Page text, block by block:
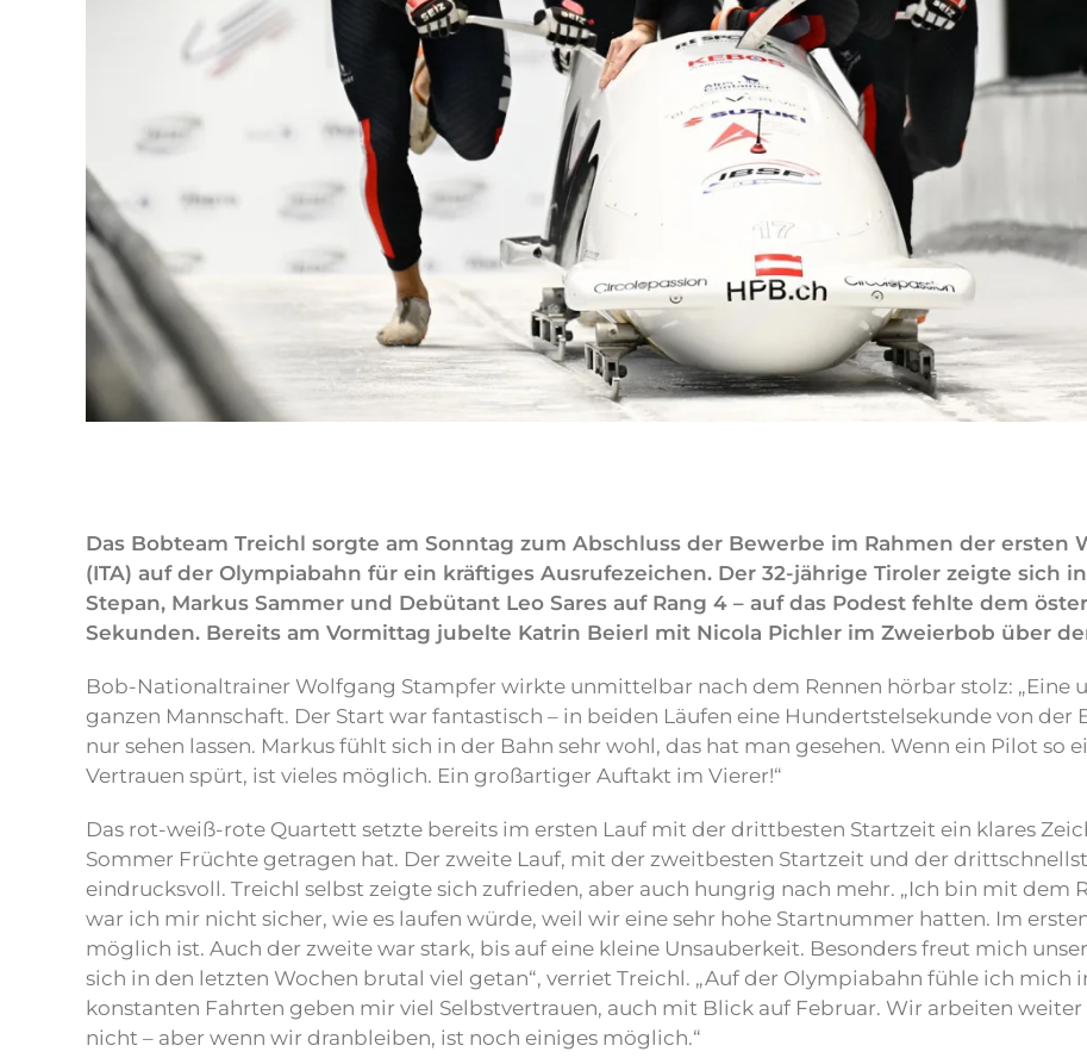
Das Bobteam Treichl sorgte am Sonntag zum Abschluss der Bewerbe im Rahmen der ersten
(ITA) auf der Olympiabahn für ein kräftiges Ausrufezeichen. Der 32-jährige Tiroler zeigte sich
Stepan, Markus Sammer und Debütant Leo Sares auf Rang 4 – auf das Podest fehlte dem
Sekunden. Bereits am Vormittag jubelte Katrin Beierl mit Nicola Pichler im Zweierbob über
Bob-Nationaltrainer Wolfgang Stampfer wirkte unmittelbar nach dem Rennen hörbar stolz: „Eine
ganzen Mannschaft. Der Start war fantastisch – in beiden Läufen eine Hundertstelsekunde von der
nur sehen lassen. Markus fühlt sich in der Bahn sehr wohl, das hat man gesehen. Wenn ein Pilot so
Vertrauen spürt, ist vieles möglich. Ein großartiger Auftakt im Vierer!“
Das rot-weiß-rote Quartett setzte bereits im ersten Lauf mit der drittbesten Startzeit ein klares
Sommer Früchte getragen hat. Der zweite Lauf, mit der zweitbesten Startzeit und der
eindrucksvoll. Treichl selbst zeigte sich zufrieden, aber auch hungrig nach mehr. „Ich bin mit dem
war ich mir nicht sicher, wie es laufen würde, weil wir eine sehr hohe Startnummer hatten. Im
möglich ist. Auch der zweite war stark, bis auf eine kleine Unsauberkeit. Besonders freut mich
sich in den letzten Wochen brutal viel getan“, verriet Treichl. „Auf der Olympiabahn fühle ich mich
konstanten Fahrten geben mir viel Selbstvertrauen, auch mit Blick auf Februar. Wir arbeiten
nicht – aber wenn wir dranbleiben, ist noch einiges möglich.“